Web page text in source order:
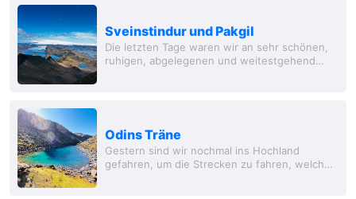
Sveinstindur und Pakgil
Die letzten Tage waren wir an sehr schönen,
ruhigen, abgelegenen und weitestgehend
Odins Träne
Gestern sind wir nochmal ins Hochland
gefahren, um die Strecken zu fahren, welche